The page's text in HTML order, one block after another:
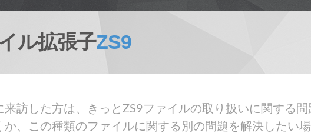
ル拡張子ZS9
来訪した方は、きっとZS9ファイルの取り扱いに関する
か、この種類のファイルに関する別の問題を解決したい